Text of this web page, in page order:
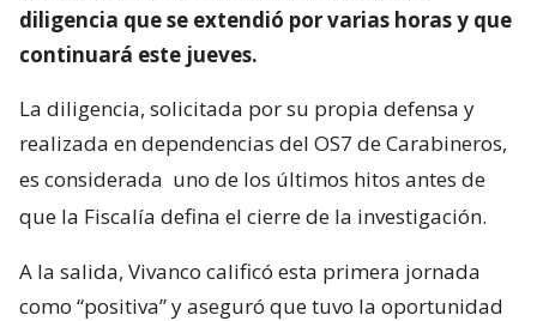
diligencia que se extendió por varias horas y que
continuará este jueves.
La diligencia, solicitada por su propia defensa y
realizada en dependencias del OS7 de Carabineros,
es considerada uno de los últimos hitos antes de
que la Fiscalía defina el cierre de la investigación.
A la salida, Vivanco calificó esta primera jornada
como “positiva” y aseguró que tuvo la oportunidad